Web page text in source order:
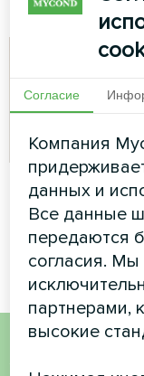
Жилой
Сплит-тепловой
Home серии
Согласие
Компания
данных и
Все данные
передаются
согласия.
партнерами,
высокие